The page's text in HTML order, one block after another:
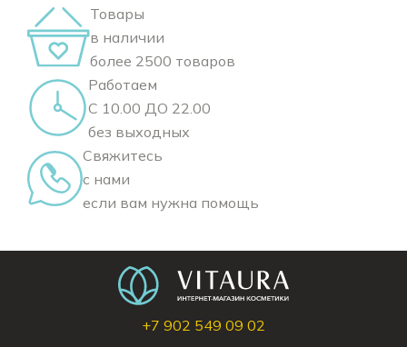
Товары
в наличии
более 2500 товаров
Работаем
С 10.00 ДО 22.00
без выходных
Свяжитесь
с нами
если вам нужна помощь
+7 902 549 09 02